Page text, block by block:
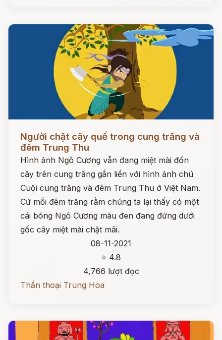
Người chặt cây quế trong cung trăng và
đêm Trung Thu
Hình ảnh Ngô Cương vẫn đang miệt mài đốn
cây trên cung trăng gắn liền với hình ảnh chú
Cuội cung trăng và đêm Trung Thu ở Việt Nam.
Cứ mỗi đêm trăng rằm chúng ta lại thấy có một
cái bóng Ngô Cương màu đen đang đứng dưới
gốc cây miệt mài chặt mãi.
08-11-2021
⭐ 4.8
4,766 lượt đọc
Thần thoại Trung Hoa